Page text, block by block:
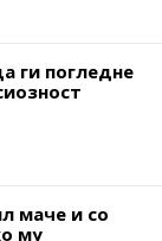
ги погледне
маче и со
му